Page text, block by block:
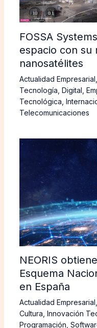
FOSSA
espacio con su
nanosatélites
Actualidad Empresarial
Tecnología Digital
Tecnológica
Telecomunicaciones
NEORIS
Esquema
en España
Actualidad Empresarial
Cultura Innovación
Programación